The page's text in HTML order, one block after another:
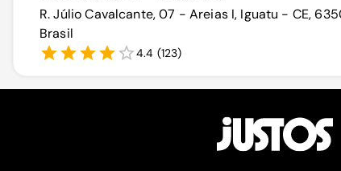
R. Júlio Cavalcante, 07 - Areias I, Iguatu - CE,
Brasil
4.4 (123)